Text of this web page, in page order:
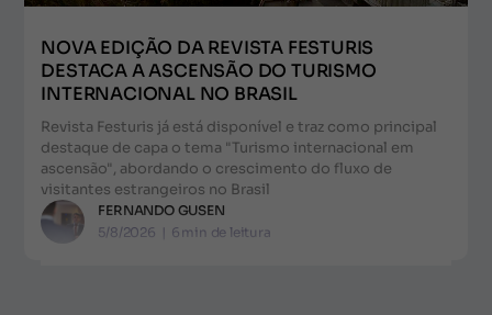
NOVA EDIÇÃO DA REVISTA FESTURIS
DESTACA A ASCENSÃO DO TURISMO
INTERNACIONAL NO BRASIL
Revista Festuris já está disponível e traz como principal
destaque de capa o tema "Turismo internacional em
ascensão", abordando o crescimento do fluxo de
visitantes estrangeiros no Brasil
FERNANDO GUSEN
5/8/2026 | 6 min de leitura